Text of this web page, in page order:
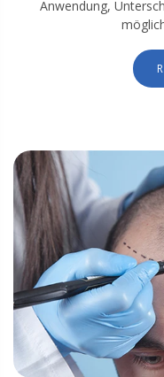
Anwendung,